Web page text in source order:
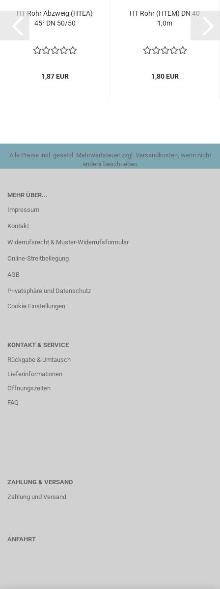
HT Rohr Abzweig (HTEA)
45° DN 50/50
1,87 EUR
HT Rohr (HTEM) DN 40
1,0m
1,80 EUR
Alle Preise inkl. gesetzl. Mehrwertsteuer zzgl. Versandkosten, wenn nicht
anders beschrieben
MEHR ÜBER...
Impressum
Kontakt
Widerrufsrecht & Muster-Widerrufsformular
Online-Streitbeilegung
AGB
Privatsphäre und Datenschutz
Cookie Einstellungen
KONTAKT & SERVICE
Rückgabe & Umtausch
Lieferinformationen
Öffnungszeiten
FAQ
ZAHLUNG & VERSAND
Zahlung und Versand
ANFAHRT